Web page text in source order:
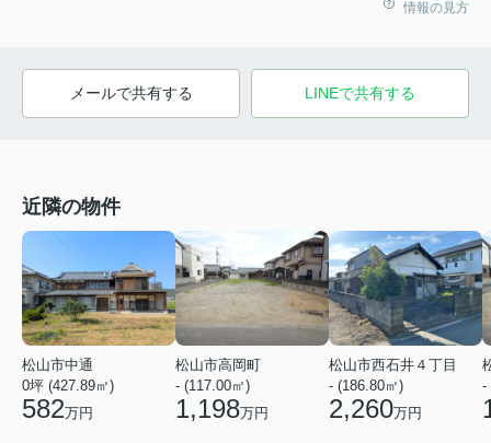
情報の見方
メールで共有する LINEで共有する
近隣の物件
松山市中通
0坪 (427.89㎡)
582万円
松山市高岡町
- (117.00㎡)
1,198万円
松山市西石井４丁目
- (186.80㎡)
2,260万円
-